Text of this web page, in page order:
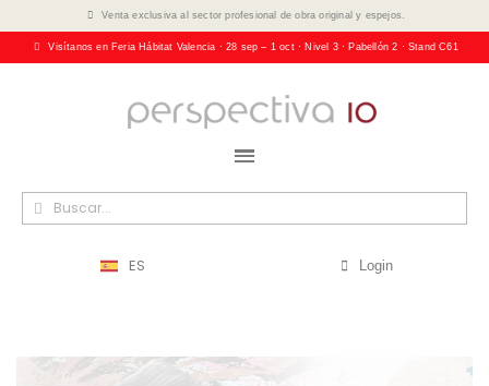
Venta exclusiva al sector profesional de obra original y espejos.
Visítanos en Feria Hábitat Valencia · 28 sep – 1 oct · Nivel 3 · Pabellón 2 · Stand C61
ES Login